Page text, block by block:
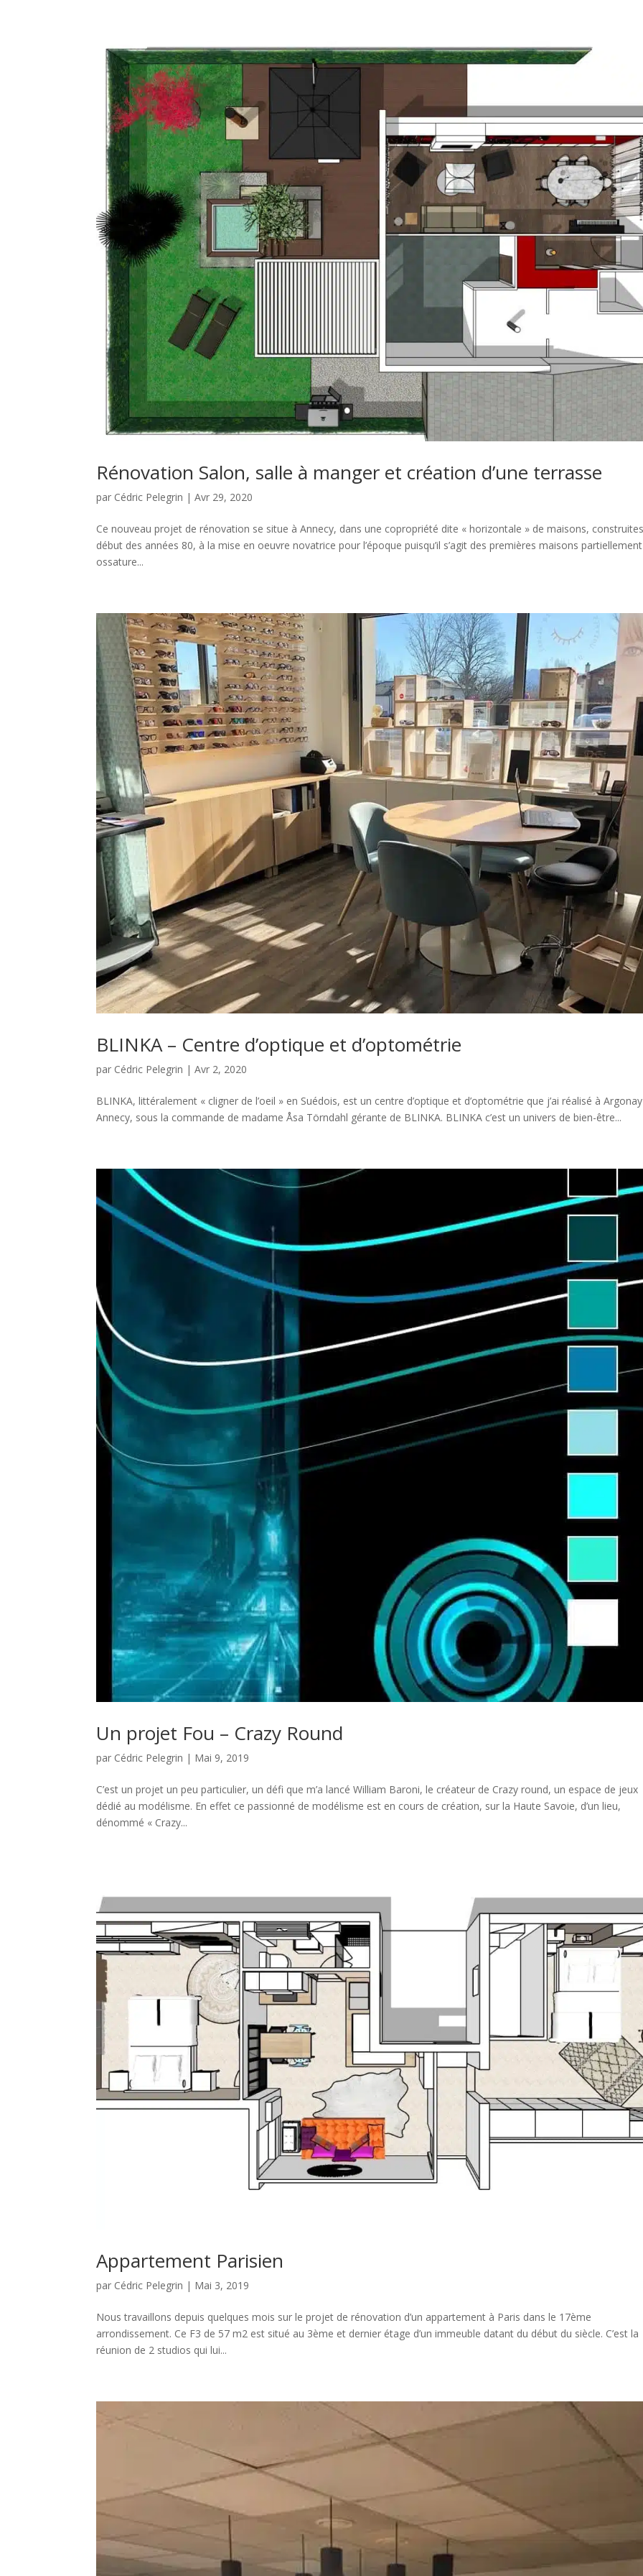
Rénovation Salon, salle à manger et création d’une terrasse
par Cédric Pelegrin |Avr 29, 2020
Ce nouveau projet de rénovation se situe à Annecy, dans une copropriété dite « horizontale » de maisons,
début des années 80, à la mise en oeuvre novatrice pour l’époque puisqu’il s’agit des premières maisons
ossature...
BLINKA – Centre d’optique et d’optométrie
par Cédric Pelegrin |Avr 2, 2020
BLINKA, littéralement « cligner de l’oeil » en Suédois, est un centre d’optique et d’optométrie que j’ai réalisé à
Annecy, sous la commande de madame Åsa Törndahl gérante de BLINKA. BLINKA c’est un univers de bien-être...
Un projet Fou – Crazy Round
par Cédric Pelegrin | Mai 9, 2019
C’est un projet un peu particulier, un défi que m’a lancé William Baroni, le créateur de Crazy round, un espace de jeux
dédié au modélisme. En effet ce passionné de modélisme est en cours de création, sur la Haute Savoie, d’un lieu,
dénommé « Crazy...
Appartement Parisien
par Cédric Pelegrin | Mai 3, 2019
Nous travaillons depuis quelques mois sur le projet de rénovation d’un appartement à Paris dans le 17ème
arrondissement. Ce F3 de 57 m2 est situé au 3ème et dernier étage d’un immeuble datant du début du siècle. C’est la
réunion de 2 studios qui lui...